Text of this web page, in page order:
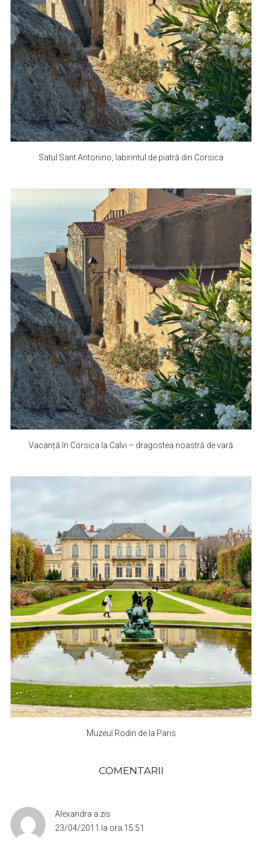
Satul Sant Antonino, labirintul de piatră din Corsica
Vacanță în Corsica la Calvi – dragostea noastră de vară
Muzeul Rodin de la Paris
COMENTARII
Alexandra a zis
23/04/2011 la ora 15:51